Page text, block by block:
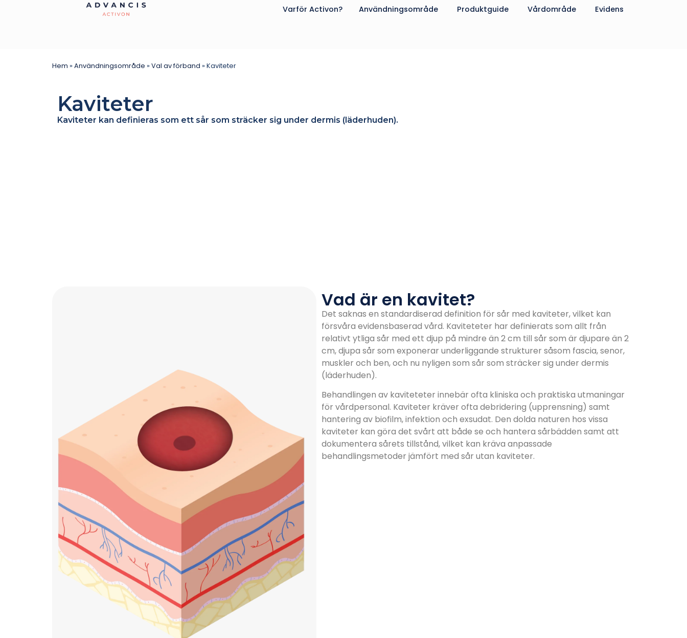
Varför Activon? Användningsområde Produktguide Vårdområde Evidens
Hem » Användningsområde » Val av förband » Kaviteter
Kaviteter
Kaviteter kan definieras som ett sår som sträcker sig under dermis (läderhuden).
Vad är en kavitet?
Det saknas en standardiserad definition för sår med kaviteter, vilket kan
försvåra evidensbaserad vård. Kaviteteter har definierats som allt från
relativt ytliga sår med ett djup på mindre än 2 cm till sår som är djupare än 2
cm, djupa sår som exponerar underliggande strukturer såsom fascia, senor,
muskler och ben, och nu nyligen som sår som sträcker sig under dermis
(läderhuden).
Behandlingen av kaviteteter innebär ofta kliniska och praktiska utmaningar
för vårdpersonal. Kaviteter kräver ofta debridering (upprensning) samt
hantering av biofilm, infektion och exsudat. Den dolda naturen hos vissa
kaviteter kan göra det svårt att både se och hantera sårbädden samt att
dokumentera sårets tillstånd, vilket kan kräva anpassade
behandlingsmetoder jämfört med sår utan kaviteter.